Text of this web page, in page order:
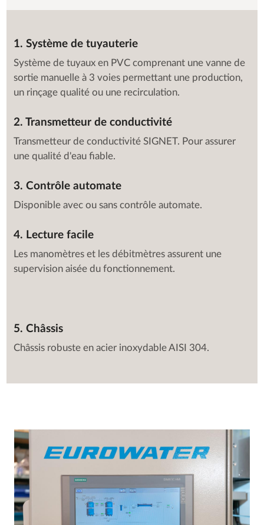
1. Système de tuyauterie
Système de tuyaux en PVC comprenant une vanne de
sortie manuelle à 3 voies permettant une production,
un rinçage qualité ou une recirculation.
2. Transmetteur de conductivité
Transmetteur de conductivité SIGNET. Pour assurer
une qualité d'eau fiable.
3. Contrôle automate
Disponible avec ou sans contrôle automate.
4. Lecture facile
Les manomètres et les débitmètres assurent une
supervision aisée du fonctionnement.
5. Châssis
Châssis robuste en acier inoxydable AISI 304.